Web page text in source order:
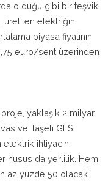
olduğu gibi bir teşvik
üretilen elektriğin
piyasa fiyatının
euro/sent üzerinden
yaklaşık 2 milyar
ve Taşeli GES
ihtiyacını
husus da yerlilik. Hem
az yüzde 50 olacak.”